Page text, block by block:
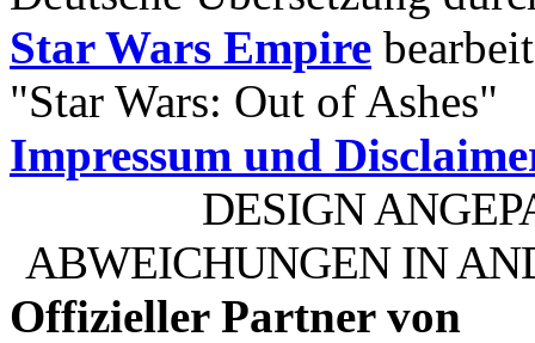
Star Wars Empire
"Star Wars: Out of Ashes"
Impressum und
DESIGN
ABWEICHUNGEN IN
Offizieller Partner von